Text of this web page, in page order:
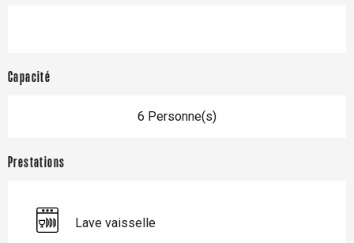
Capacité
6 Personne(s)
Prestations
Lave vaisselle